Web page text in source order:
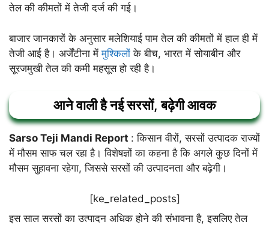
तेल की कीमतों में तेजी दर्ज की गई।
बाजार जानकारों के अनुसार मलेशियाई पाम तेल की कीमतों में हाल ही में
तेजी आई है। अर्जेंटीना मेंमुश्किलों के बीच, भारत में सोयाबीन और
सूरजमुखी तेल की कमी महसूस हो रही है।
आने वाली है नई सरसों, बढ़ेगी आवक
Sarso Teji Mandi Report : किसान वीरों, सरसों उत्पादक राज्यों
में मौसम साफ चल रहा है। विशेषज्ञों का कहना है कि अगले कुछ दिनों में
मौसम सुहावना रहेगा, जिससे सरसों की उत्पादनता और बढ़ेगी।
[ke_related_posts]
इस साल सरसों का उत्पादन अधिक होने की संभावना है, इसलिए तेल